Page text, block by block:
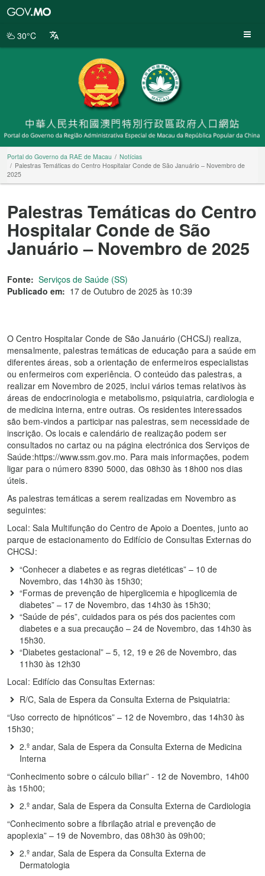
da
30°C
Portal do Governo da RAE de Macau
Notícias
Palestras Temáticas do Centro Hospitalar Conde de São Januário – Novembro de
2025
Palestras Temáticas do Centro
Hospitalar Conde de São
Januário – Novembro de 2025
Fonte: Serviços de Saúde (SS)
Publicado em: 17 de Outubro de 2025 às 10:39
O Centro Hospitalar Conde de São Januário (CHCSJ) realiza,
mensalmente, palestras temáticas de educação para a saúde em
diferentes áreas, sob a orientação de enfermeiros especialistas
ou enfermeiros com experiência. O conteúdo das palestras, a
realizar em Novembro de 2025, inclui vários temas relativos às
áreas de endocrinologia e metabolismo, psiquiatria, cardiologia e
de medicina interna, entre outras. Os residentes interessados ​​​​
são bem-vindos a participar nas palestras, sem necessidade de
inscrição. Os locais e calendário de realização podem ser
consultados no cartaz ou na página electrónica dos Serviços de
Saúde:https://www.ssm.gov.mo. Para mais informações, podem
ligar para o número 8390 5000, das 08h30 às 18h00 nos dias
úteis.
As palestras temáticas a serem realizadas em Novembro as
seguintes:
Local: Sala Multifunção do Centro de Apoio a Doentes, junto ao
parque de estacionamento do Edifício de Consultas Externas do
CHCSJ:
“Conhecer a diabetes e as regras dietéticas” – 10 de
Novembro, das 14h30 às 15h30;
“Formas de prevenção de hiperglicemia e hipoglicemia de
diabetes” – 17 de Novembro, das 14h30 às 15h30;
“Saúde de pés”, cuidados para os pés dos pacientes com
diabetes e a sua precaução – 24 de Novembro, das 14h30 às
15h30.
“Diabetes gestacional” – 5, 12, 19 e 26 de Novembro, das
11h30 às 12h30
Local: Edifício das Consultas Externas:
R/C, Sala de Espera da Consulta Externa de Psiquiatria:
“Uso correcto de hipnóticos” – 12 de Novembro, das 14h30 às
15h30;
2.º andar, Sala de Espera da Consulta Externa de Medicina
Interna
“Conhecimento sobre o cálculo biliar” - 12 de Novembro, 14h00
às 15h00;
2.º andar, Sala de Espera da Consulta Externa de Cardiologia
“Conhecimento sobre a fibrilação atrial e prevenção de
apoplexia” – 19 de Novembro, das 08h30 às 09h00;
2.º andar, Sala de Espera da Consulta Externa de
Dermatologia